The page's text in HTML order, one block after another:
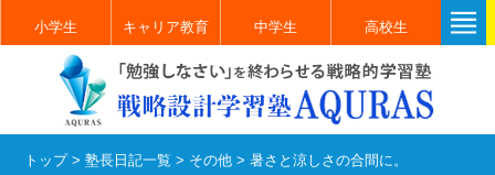
小学生 キャリア教育 中学生 高校生
トップ>塾長日記一覧 > その他 >暑さと涼しさの合間に。